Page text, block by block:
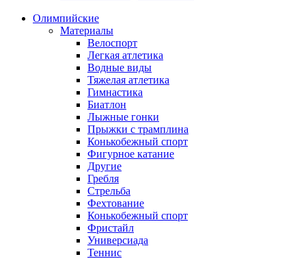
Олимпийские
Материалы
Велоспорт
Легкая атлетика
Водные виды
Тяжелая атлетика
Гимнастика
Биатлон
Лыжные гонки
Прыжки с трамплина
Конькобежный спорт
Фигурное катание
Другие
Гребля
Стрельба
Фехтование
Конькобежный спорт
Фристайл
Универсиада
Теннис